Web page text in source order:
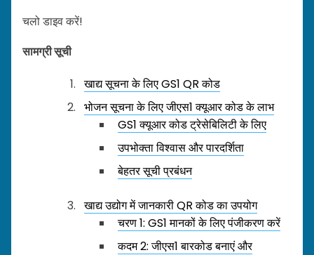
चलो डाइव करें!
सामग्री सूची
खाद्य सूचना के लिए GS1 QR कोड
भोजन सूचना के लिए जीएस1 क्यूआर कोड के लाभ
GS1 क्यूआर कोड ट्रेसेबिलिटी के लिए
उपभोक्ता विश्वास और पारदर्शिता
बेहतर सूची प्रबंधन
खाद्य उद्योग में जानकारी QR कोड का उपयोग
चरण 1: GS1 मानकों के लिए पंजीकरण करें
कदम 2: जीएस1 बारकोड बनाएं और